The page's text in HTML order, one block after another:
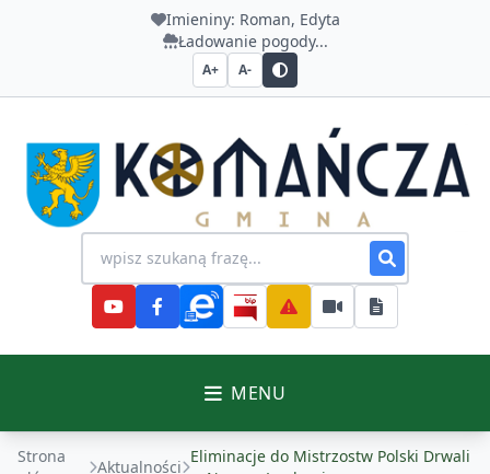
Imieniny: Roman, Edyta
Ładowanie pogody...
A+ A-
Urząd Gminy Komańcza
Wyszukiwanie na stronie
MENU
Strona
Aktualności
Eliminacje do Mistrzostw Polski Drwali